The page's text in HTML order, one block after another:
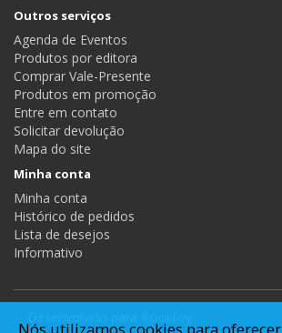
Outros serviços
Agenda de Eventos
Produtos por editora
Comprar Vale-Presente
Produtos em promoção
Entre em contato
Solicitar devolução
Mapa do site
Minha conta
Minha conta
Histórico de pedidos
Lista de desejos
Informativo